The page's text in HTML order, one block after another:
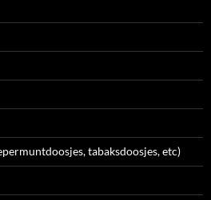
tabaksdoosjes, etc)